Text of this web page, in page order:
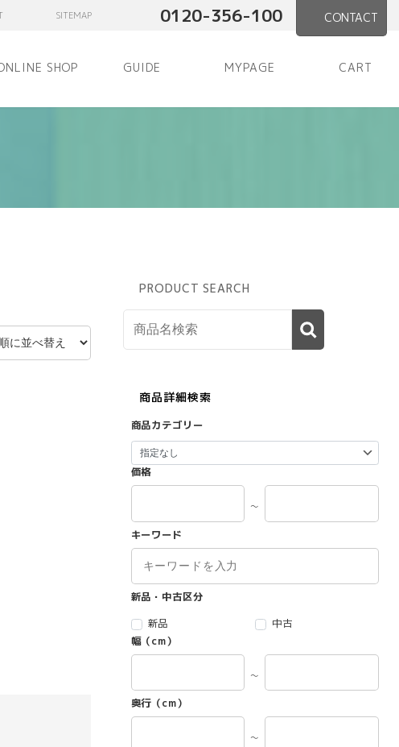
SITEMAP 0120-356-100 CONTACT
SHOP GUIDE MYPAGE CART
PRODUCT SEARCH
商品詳細検索
商品カテゴリー
価格
～
キーワード
新品・中古区分
新品
中古
幅（cm）
～
奥行（cm）
～